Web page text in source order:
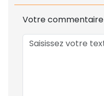
Votre commentaire